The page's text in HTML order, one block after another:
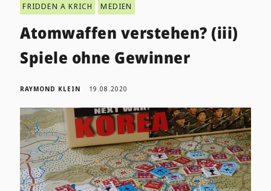
FRIDDEN A KRICH MEDIEN
Atomwaffen verstehen? (iii)
Spiele ohne Gewinner
RAYMOND KLEIN 19.08.2020